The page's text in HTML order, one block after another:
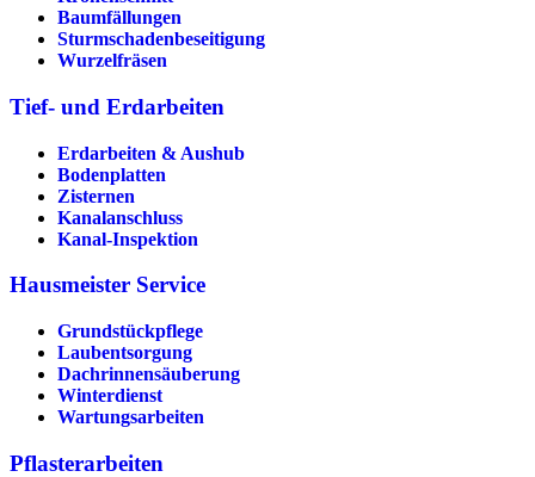
Baumfällungen
Sturmschadenbeseitigung
Wurzelfräsen
Tief- und Erdarbeiten
Erdarbeiten & Aushub
Bodenplatten
Zisternen
Kanalanschluss
Kanal-Inspektion
Hausmeister Service
Grundstückpflege
Laubentsorgung
Dachrinnen­säuberung
Winterdienst
Wartungsarbeiten
Pflasterarbeiten